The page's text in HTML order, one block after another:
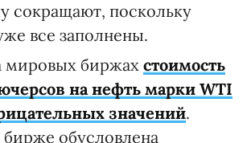
сокращают, поскольку
все заполнены.
мировых биржах стоимость
на нефть марки WTI
значений.
обусловлена